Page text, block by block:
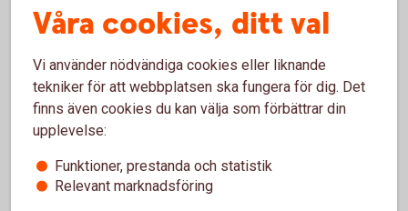
Alternativ eller traditionell? Var
kreativ, allt behöver inte kosta
Tänk ett extra varv kring vilka utgifter julen innebär och
vilka som är viktiga för dig. Det finns till exempel
mängder av alternativa och kreativa lösningar på den
Välj det godaste på julbordet
Våra cookies, ditt val
Vi använder nödvändiga cookies eller liknande
tekniker för att webbplatsen ska fungera för dig. Det
finns även cookies du kan välja som förbättrar din
upplevelse:
Funktioner, prestanda och statistik
Relevant marknadsföring